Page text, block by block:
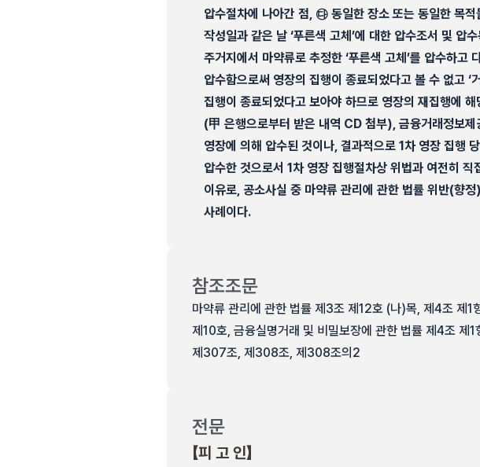
압수절차에 나아간 점, ㉰ 동일한 장소 또는 동일한 목
작성일과 같은 날 ‘푸른색 고체’에 대한 압수조서 및 압
주거지에서 마약류로 추정한 ‘푸른색 고체’를 압수하고
압수함으로써 영장의 집행이 종료되었다고 볼 수 없고
집행이 종료되었다고 보아야 하므로 영장의 재집행에
(甲 은행으로부터 받은 내역 CD 첨부), 금융거래정보
영장에 의해 압수된 것이나, 결과적으로 1차 영장 집행
압수한 것으로서 1차 영장 집행절차상 위법과 여전히
이유로, 공소사실 중 마약류 관리에 관한 법률 위반(향
사례이다.
참조조문
마약류 관리에 관한 법률 제3조 제12호 (나)목, 제4조 제
제10호, 금융실명거래 및 비밀보장에 관한 법률 제4조
제307조, 제308조, 제308조의2
전문
【피 고 인】